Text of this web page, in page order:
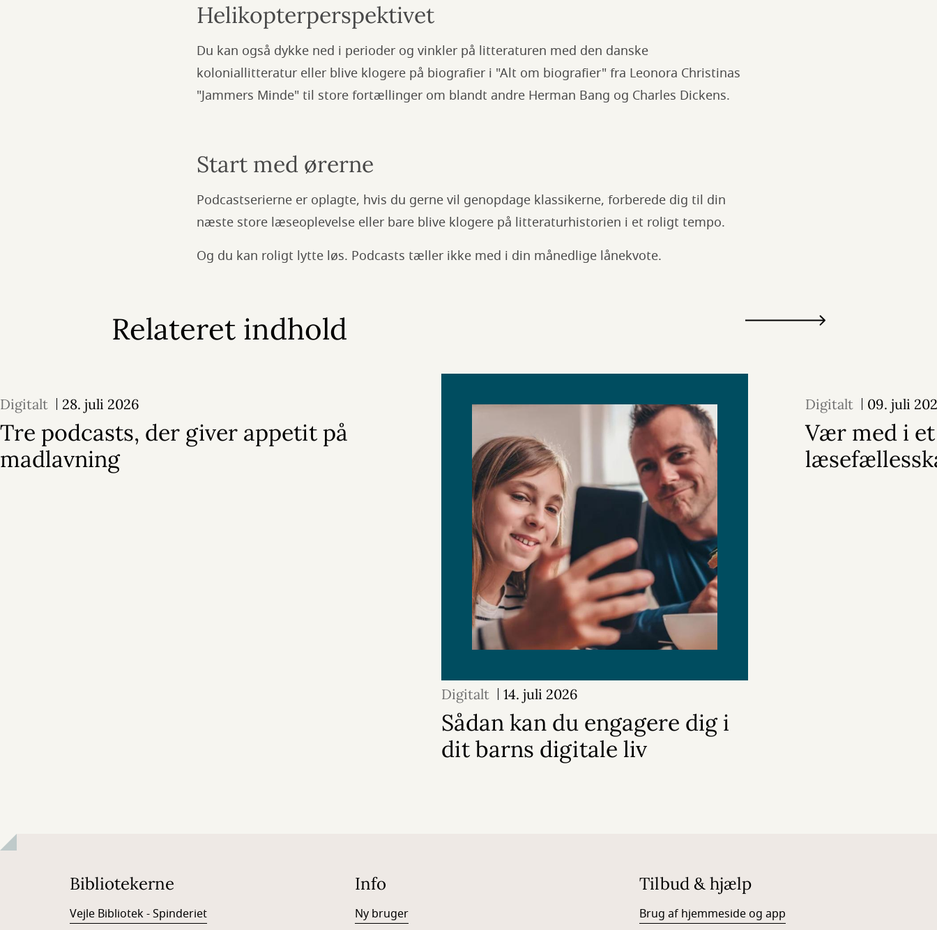
Helikopterperspektivet
Du kan også dykke ned i perioder og vinkler på litteraturen med den danske
koloniallitteratur eller blive klogere på biografier i "Alt om biografier" fra Leonora Christinas
"Jammers Minde" til store fortællinger om blandt andre Herman Bang og Charles Dickens.
Start med ørerne
Podcastserierne er oplagte, hvis du gerne vil genopdage klassikerne, forberede dig til din
næste store læseoplevelse eller bare blive klogere på litteraturhistorien i et roligt tempo.
Og du kan roligt lytte løs. Podcasts tæller ikke med i din månedlige lånekvote.
Relateret indhold
Digitalt 28. juli 2026
Tre podcasts, der giver appetit på
madlavning
Digitalt 14. juli 2026
Sådan kan du engagere dig i
dit barns digitale liv
Digitalt 09. juli
Vær med i
Bibliotekerne
Vejle Bibliotek - Spinderiet
Info
Ny bruger
Tilbud & hjælp
Brug af hjemmeside og app